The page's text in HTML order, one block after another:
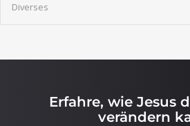
Diverses
Erfahre, wie Jesus
verändern